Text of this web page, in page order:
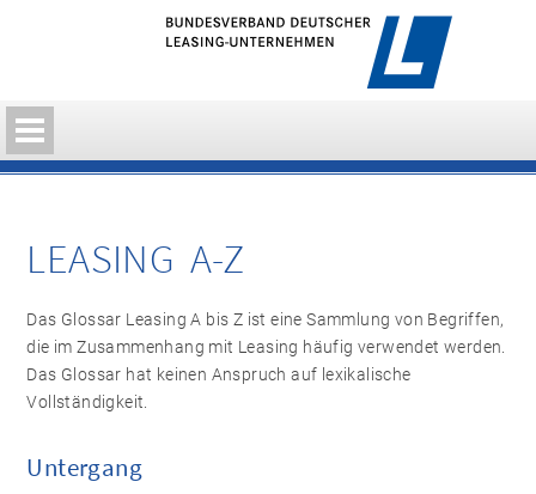
LEASING A-Z
Das Glossar Leasing A bis Z ist eine Sammlung von Begriffen,
die im Zusammenhang mit Leasing häufig verwendet werden.
Das Glossar hat keinen Anspruch auf lexikalische
Vollständigkeit.
Untergang